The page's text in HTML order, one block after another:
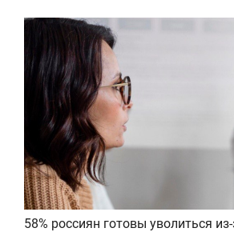
58% россиян готовы уволиться